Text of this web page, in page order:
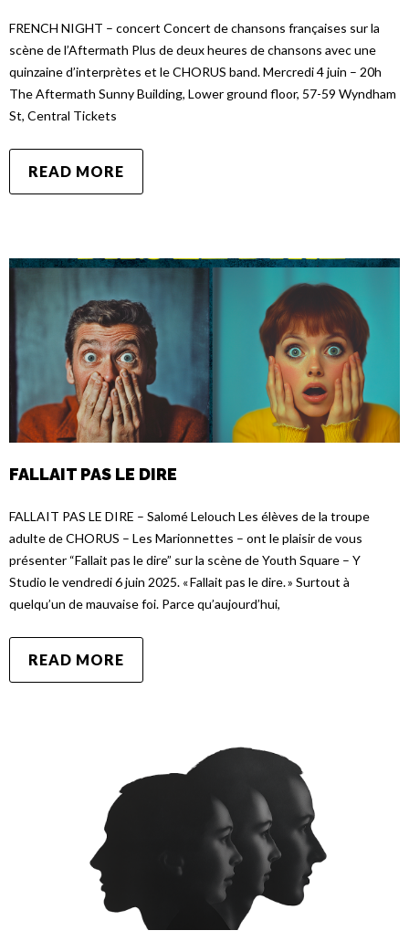
FRENCH NIGHT – concert Concert de chansons françaises sur la
scène de l’Aftermath Plus de deux heures de chansons avec une
quinzaine d’interprètes et le CHORUS band. Mercredi 4 juin – 20h
The Aftermath Sunny Building, Lower ground floor, 57-59 Wyndham
St, Central Tickets
READ MORE
FALLAIT PAS LE DIRE
FALLAIT PAS LE DIRE – Salomé Lelouch Les élèves de la troupe
adulte de CHORUS – Les Marionnettes – ont le plaisir de vous
présenter “Fallait pas le dire” sur la scène de Youth Square – Y
Studio le vendredi 6 juin 2025. « Fallait pas le dire. » Surtout à
quelqu’un de mauvaise foi. Parce qu’aujourd’hui,
READ MORE